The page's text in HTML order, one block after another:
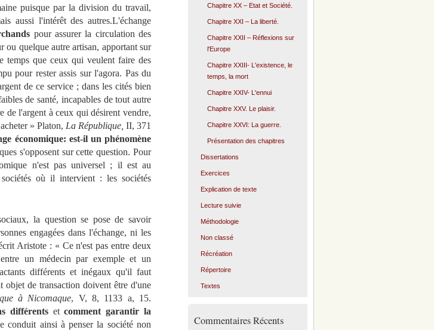
puisque par la division du travail,
aussi l'intérêt des autres.L'échange
pour assurer la circulation des
ou quelque autre artisan, apportant sur
temps que ceux qui veulent faire des
pour rester assis sur l'agora. Pas du
de ce service ; dans les cités bien
de santé, incapables de tout autre
de l'argent à ceux qui désirent vendre,
» Platon, La République, II, 371
économique: est-il un phénomène
s'opposent sur cette question. Pour
n'est pas universel ; il est au
où il intervient : les sociétés
la question se pose de savoir
engagées dans l'échange, ni les
Aristote : « Ce n'est pas entre deux
un médecin par exemple et un
différents et inégaux qu'il faut
objet de transaction doivent être d'une
à Nicomaque, V, 8, 1133 a, 15.
différentsetcomment garantir la
conduit ainsi à penser la société non
Chapitre XX – Etat et Société.
Chapitre XXI – La liberté.
Chapitre XXII – Réflexions sur
l'Europe
Chapitre XXIII- L'existence, le
temps, la mort
Chapitre XXIV- L'ennui
Chapitre XXV. Le plaisir.
Chapitre XXVI: La guerre.
Présentation des chapitres
Dissertations
Exercices
Explication de texte
Lecture suivie
Méthodologie
Non classé
Récréation
Répertoire
Textes
Commentaires Récents